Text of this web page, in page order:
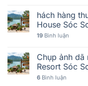
hách hàng
House Sóc
19 Bình luận
Chụp ảnh
Resort Sóc
6 Bình luận